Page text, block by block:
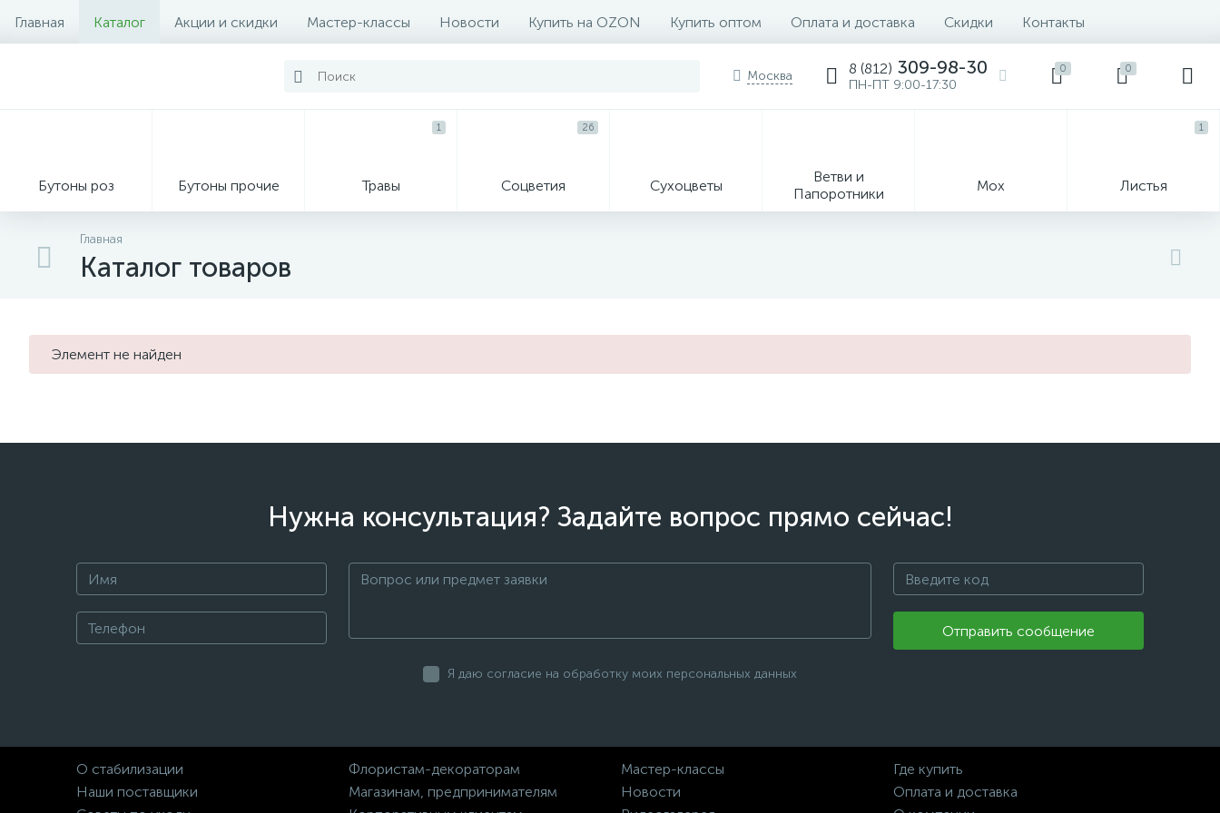
Главная Каталог Акции и скидки Мастер-классы Новости Купить на OZON Купить оптом Оплата и доставка Скидки Контакты
Москва 8 (812) 309-98-30
ПН-ПТ 9:00-17:30
0 0
Бутоны роз Бутоны прочие Травы
1
Соцветия
26
Сухоцветы
Ветви и
Папоротники
Мох Листья
1
Главная
Каталог товаров
Элемент не найден
Нужна консультация? Задайте вопрос прямо сейчас!
Отправить сообщение
Я даю согласие на обработку моих персональных данных
О стабилизации
Наши поставщики
Флористам-декораторам
Магазинам, предпринимателям
Мастер-классы
Новости
Где купить
Оплата и доставка